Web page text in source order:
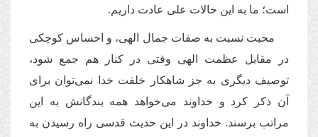
است؛ ما به این حالات علی عادت داریم.
محبت نسبت به صفات جمال الهی، و احساس کوچکی
در مقابل عظمت الهی وقتی در كنار هم جمع شود،
توصیف دیگری به جز شاهکار خلقت خدا نمی‌توان برای
آن ذكر كرد و خداوند می‌خواهد همه بندگانش به این
مراتب برسند. خداوند در این حدیث قدسی راه رسیدن به